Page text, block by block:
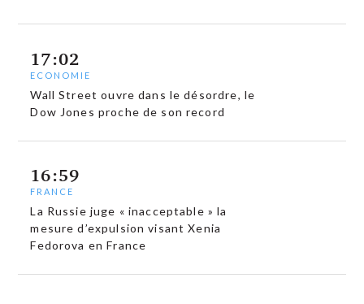
17:02
ECONOMIE
Wall Street ouvre dans le désordre, le
Dow Jones proche de son record
16:59
FRANCE
La Russie juge « inacceptable » la
mesure d’expulsion visant Xenia
Fedorova en France